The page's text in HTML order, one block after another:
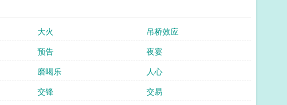
大火
吊桥效应
预告
夜宴
磨喝乐
人心
交锋
交易